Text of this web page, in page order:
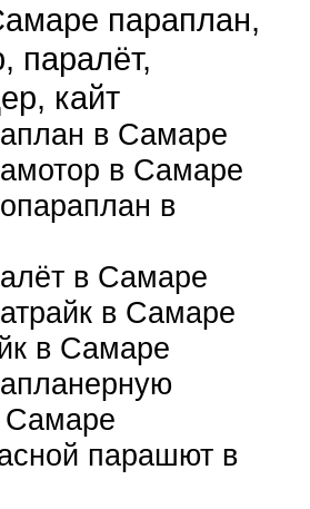
параплан,
паралёт,
кайт
в Самаре
в Самаре
в
в Самаре
в Самаре
в Самаре
Самаре
парашют в